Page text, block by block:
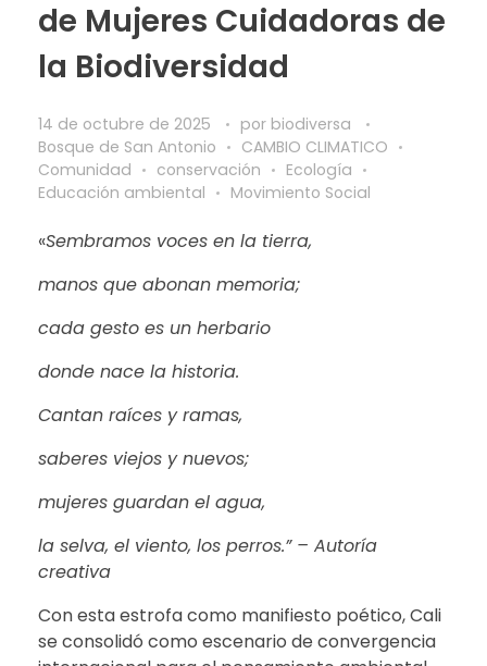
de Mujeres Cuidadoras de
la Biodiversidad
14 de octubre de 2025 por biodiversa
Bosque de San Antonio
CAMBIO CLIMATICO
Comunidad
conservación
Ecología
Educación ambiental
Movimiento Social
«Sembramos voces en la tierra,
manos que abonan memoria;
cada gesto es un herbario
donde nace la historia.
Cantan raíces y ramas,
saberes viejos y nuevos;
mujeres guardan el agua,
la selva, el viento, los perros.” – Autoría
creativa
Con esta estrofa como manifiesto poético, Cali
se consolidó como escenario de convergencia